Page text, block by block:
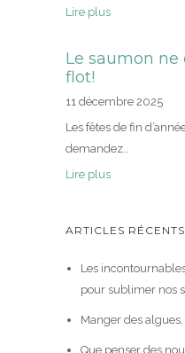
Lire plus
Le saumon ne
flot!
11 décembre 2025
Les fêtes de fin
demandez…
Lire plus
ARTICLES RÉCENTS
Les
pour sublimer nos
Manger des
Que penser des